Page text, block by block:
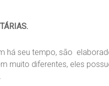
há seu tempo, são
muito diferentes, eles